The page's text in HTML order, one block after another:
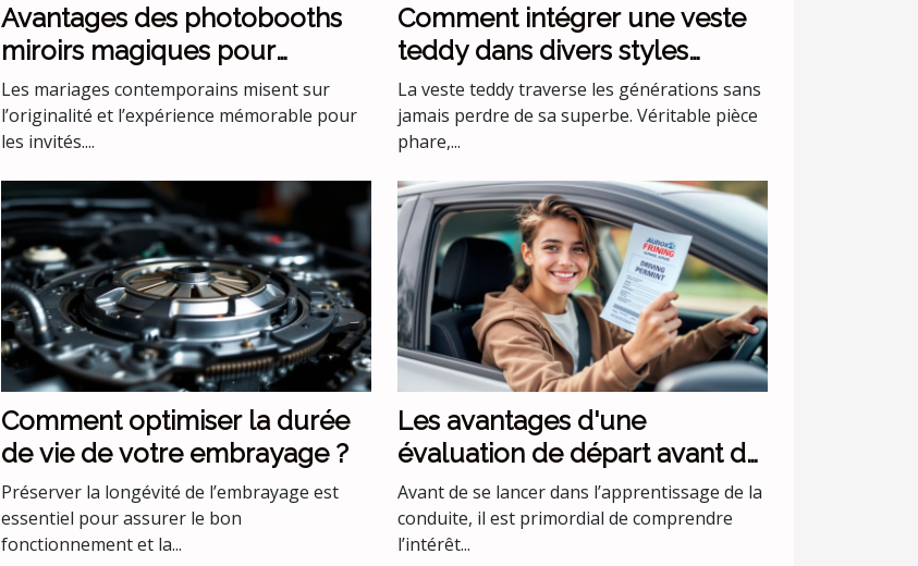
Avantages des photobooths
miroirs magiques pour
mariages uniques
Les mariages contemporains misent sur
l’originalité et l’expérience mémorable pour
les invités....
Comment intégrer une veste
teddy dans divers styles
vestimentaires ?
La veste teddy traverse les générations sans
jamais perdre de sa superbe. Véritable pièce
phare,...
Comment optimiser la durée
de vie de votre embrayage ?
Préserver la longévité de l’embrayage est
essentiel pour assurer le bon
fonctionnement et la...
Les avantages d'une
évaluation de départ avant de
commencer les leçons de
conduite
Avant de se lancer dans l’apprentissage de la
conduite, il est primordial de comprendre
l’intérêt...